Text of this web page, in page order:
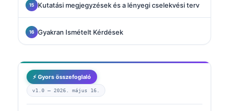
Kutatási megjegyzések és a lényegi cselekvési terv
Gyakran Ismételt Kérdések
⚡ Gyors összefoglaló
v1.0 — 2026. május 16.